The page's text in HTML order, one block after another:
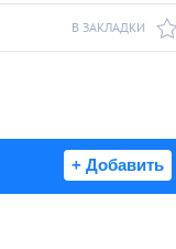
В ЗАКЛАДКИ
+ Добавить